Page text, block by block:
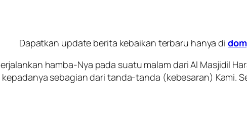
Dapatkan update berita kebaikan terbaru hanya di
hamba-Nya pada suatu malam dari Al Masjidil
sebagian dari tanda-tanda (kebesaran) Kami.